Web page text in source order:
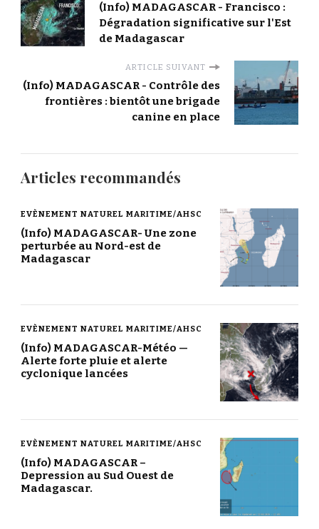
(Info) MADAGASCAR - Francisco :
Dégradation significative sur l'Est
de Madagascar
ARTICLE SUIVANT
(Info) MADAGASCAR - Contrôle des
frontières : bientôt une brigade
canine en place
Articles recommandés
EVÈNEMENT NATUREL MARITIME/AHSC
(Info) MADAGASCAR- Une zone
perturbée au Nord-est de
Madagascar
EVÈNEMENT NATUREL MARITIME/AHSC
(Info) MADAGASCAR-Météo —
Alerte forte pluie et alerte
cyclonique lancées
EVÈNEMENT NATUREL MARITIME/AHSC
(Info) MADAGASCAR –
Depression au Sud Ouest de
Madagascar.